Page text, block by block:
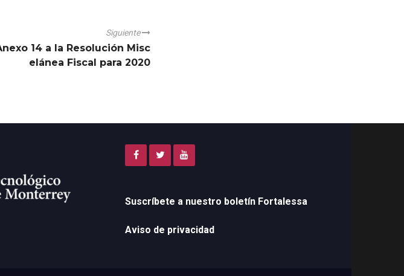
Siguiente
14 a la Resolución Misc
elánea Fiscal para 2020
Suscríbete a nuestro boletín Fortalessa
Aviso de privacidad